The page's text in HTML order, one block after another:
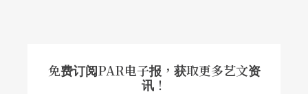
免费订阅PAR电子报，获取更多艺文资
讯！